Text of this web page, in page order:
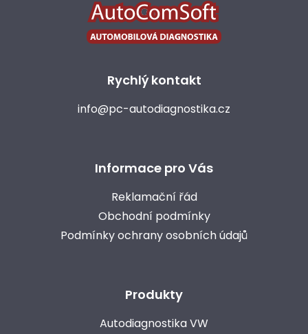
Rychlý kontakt
info@pc-autodiagnostika.cz
Informace pro Vás
Reklamační řád
Obchodní podmínky
Podmínky ochrany osobních údajů
Produkty
Autodiagnostika VW